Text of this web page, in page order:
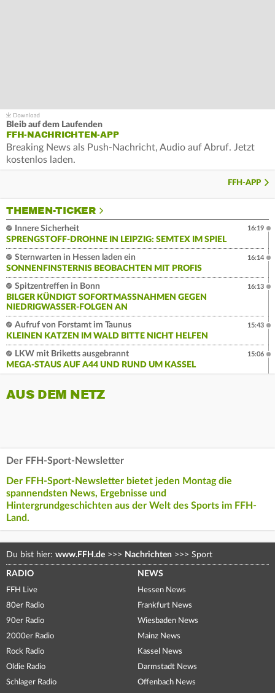
Bleib auf dem Laufenden
FFH-NACHRICHTEN-APP
Breaking News als Push-Nachricht, Audio auf Abruf. Jetzt
kostenlos laden.
FFH-APP
THEMEN-TICKER
Innere Sicherheit
SPRENGSTOFF-DROHNE IN LEIPZIG: SEMTEX IM SPIEL
16:19
Sternwarten in Hessen laden ein
SONNENFINSTERNIS BEOBACHTEN MIT PROFIS
16:14
Spitzentreffen in Bonn
BILGER KÜNDIGT SOFORTMASSNAHMEN GEGEN N
IEDRIGWASSER-FOLGEN AN
16:13
Aufruf von Forstamt im Taunus
KLEINEN KATZEN IM WALD BITTE NICHT HELFEN
15:43
LKW mit Briketts ausgebrannt
MEGA-STAUS AUF A44 UND RUND UM KASSEL
15:06
AUS DEM NETZ
Der FFH-Sport-Newsletter
Der FFH-Sport-Newsletter bietet jeden Montag die
spannendsten News, Ergebnisse und
Hintergrundgeschichten aus der Welt des Sports im FFH-
Land.
Du bist hier: www.FFH.de >>> Nachrichten >>> Sport
RADIO
FFH Live
80er Radio
90er Radio
2000er Radio
Rock Radio
Oldie Radio
Schlager Radio
NEWS
Hessen News
Frankfurt News
Wiesbaden News
Mainz News
Kassel News
Darmstadt News
Offenbach News